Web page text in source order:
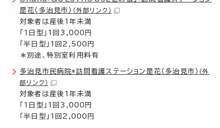
是花（多治見市） （外部リンク）
対象者は産後1年未満
「1日型」1回3,000円
「半日型」1回2,500円
＊別途、特別室利用料有
多治見市民病院*訪問看護ステーション是花（多治見市） （外
部リンク）
対象者は産後1年未満
「1日型」1回3,000円
「半日型」1回2,000円